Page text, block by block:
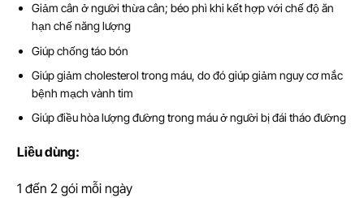
Giảm cân ở người thừa cân; béo phì khi kết hợp với chế độ ăn
hạn chế năng lượng
Giúp chống táo bón
Giúp giảm cholesterol trong máu, do đó giúp giảm nguy cơ mắc
bệnh mạch vành tim
Giúp điều hòa lượng đường trong máu ở người bị đái tháo đường
Liều dùng:
1 đến 2 gói mỗi ngày